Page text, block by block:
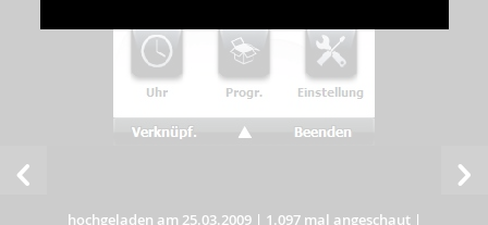
hochgeladen am 25.03.2009| 1.097 mal angeschaut|